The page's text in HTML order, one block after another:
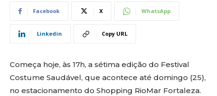
Facebook X WhatsApp
Linkedin Copy URL
Começa hoje, às 17h, a sétima edição do Festival
Costume Saudável, que acontece até domingo (25),
no estacionamento do Shopping RioMar Fortaleza.